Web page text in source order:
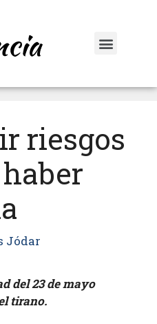
riesgos
Jódar
del 23 de mayo
tirano.